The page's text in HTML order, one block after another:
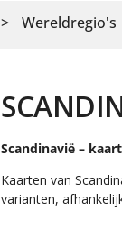
> Wereldregio's
Scandinavië –
Kaarten van
varianten,